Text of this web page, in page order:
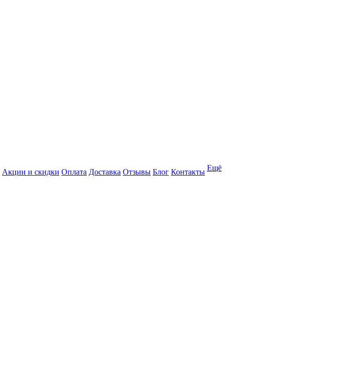
Акции и скидки Оплата Доставка Отзывы Блог Контакты Ещё